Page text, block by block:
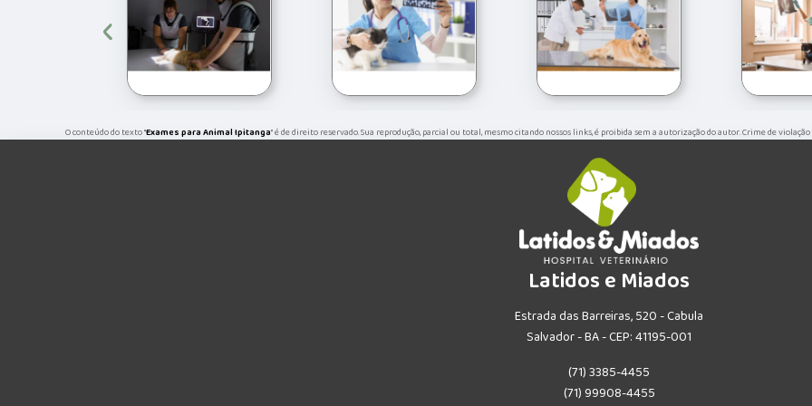
‹
O conteúdo do texto "Exames para Animal Ipitanga" é de direito reservado. Sua reprodução, parcial ou total, mesmo citando nossos links, é proibida sem a autorização do autor. Crime de
Latidos e Miados
Estrada das Barreiras, 520 - Cabula
Salvador - BA - CEP: 41195-001
(71) 3385-4455
(71) 99908-4455